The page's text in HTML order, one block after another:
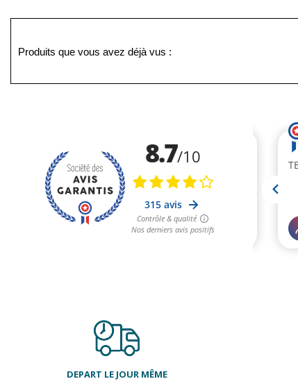
Produits que vous avez déjà vus :
DEPART LE JOUR MÊME